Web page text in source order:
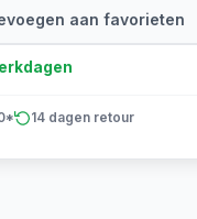
aan favorieten
14 dagen retour